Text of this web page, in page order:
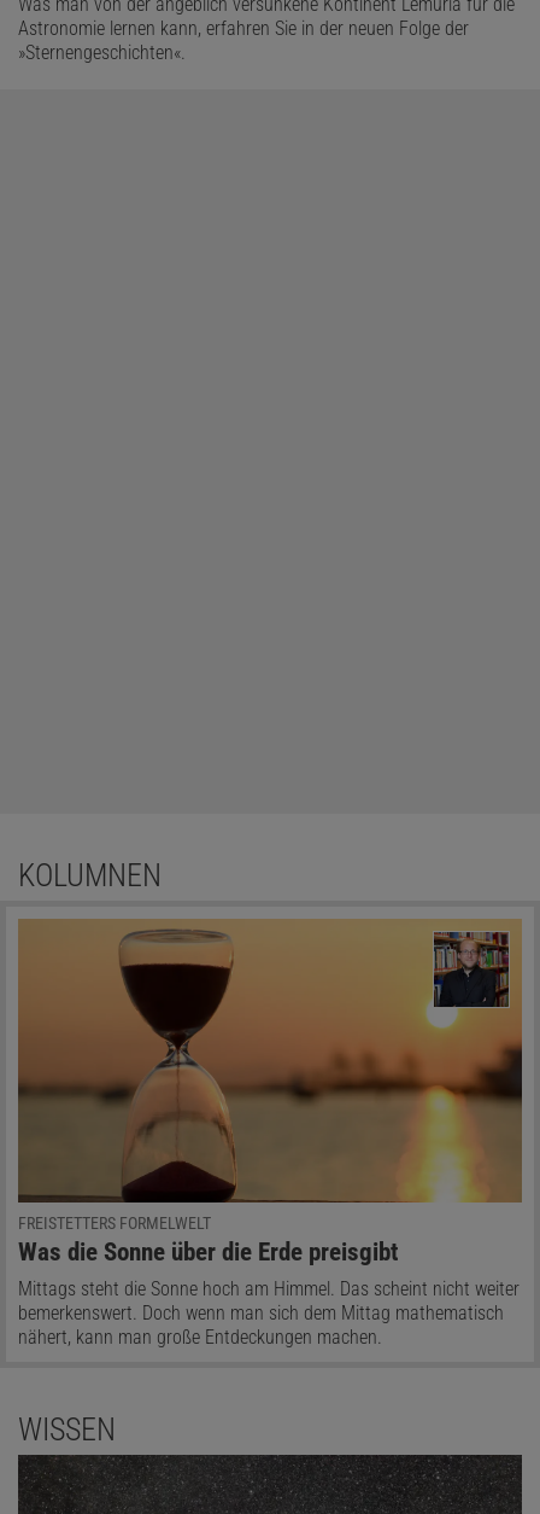
Astronomie lernen kann, erfahren Sie in der neuen Folge der
»Sternengeschichten«.
KOLUMNEN
FREISTETTERS FORMELWELT
:
Was die Sonne über die Erde preisgibt
Mittags steht die Sonne hoch am Himmel. Das scheint nicht weiter
bemerkenswert. Doch wenn man sich dem Mittag mathematisch
nähert, kann man große Entdeckungen machen.
WISSEN